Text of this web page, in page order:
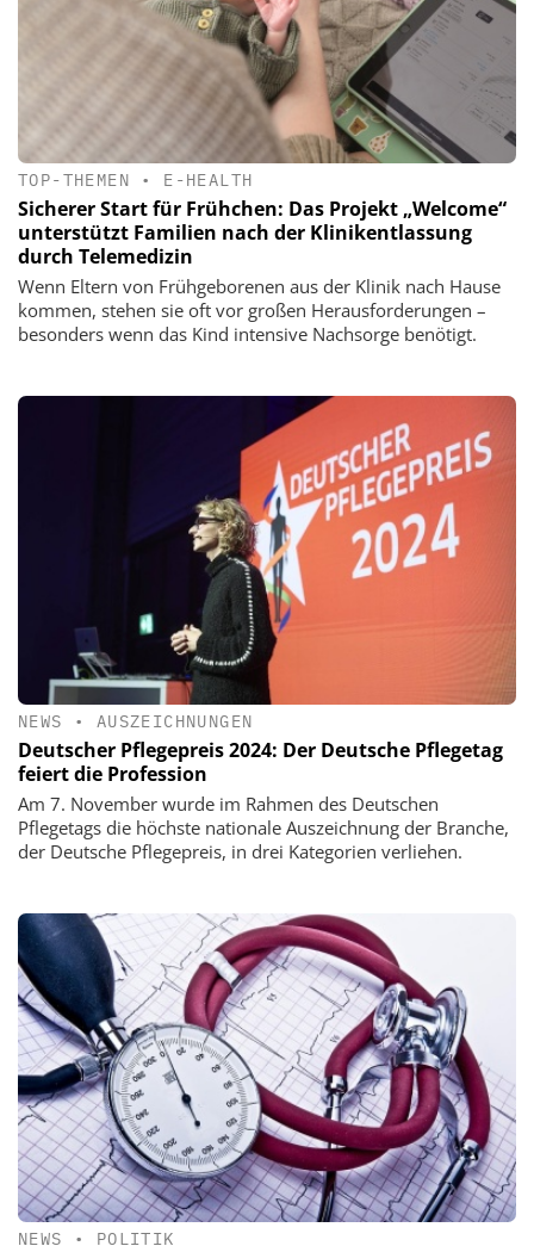
TOP-THEMEN • E-HEALTH
Sicherer Start für Frühchen: Das Projekt „Welcome“
unterstützt Familien nach der Klinikentlassung
durch Telemedizin
Wenn Eltern von Frühgeborenen aus der Klinik nach Hause
kommen, stehen sie oft vor großen Herausforderungen –
besonders wenn das Kind intensive Nachsorge benötigt.
NEWS • AUSZEICHNUNGEN
Deutscher Pflegepreis 2024: Der Deutsche Pflegetag
feiert die Profession
Am 7. November wurde im Rahmen des Deutschen
Pflegetags die höchste nationale Auszeichnung der Branche,
der Deutsche Pflegepreis, in drei Kategorien verliehen.
NEWS • POLITIK